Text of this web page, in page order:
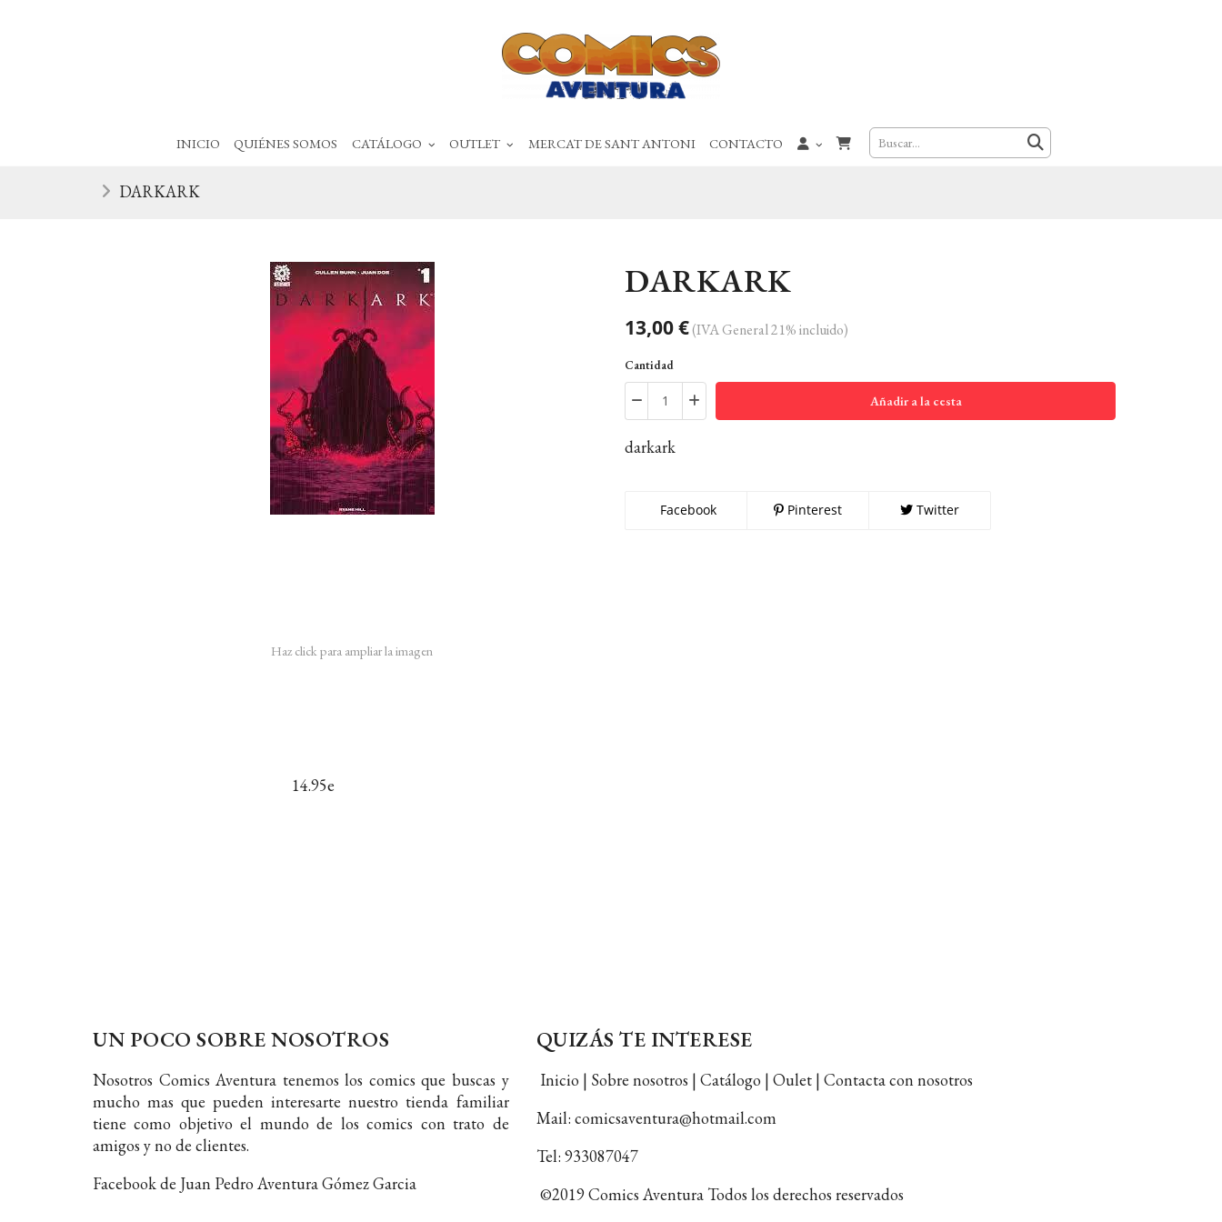
INICIO QUIÉNES SOMOS CATÁLOGO OUTLET MERCAT DE SANT ANTONI CONTACTO
DARKARK
Haz click para ampliar la imagen
DARKARK
13,00 €(IVA General 21% incluido)
Cantidad
Añadir a la cesta
darkark
Facebook Pinterest Twitter
14.95e
UN POCO SOBRE NOSOTROS
Nosotros Comics Aventura tenemos los comics que buscas y
mucho mas que pueden interesarte nuestro tienda familiar
tiene como objetivo el mundo de los comics con trato de
amigos y no de clientes.
Facebook de Juan Pedro Aventura Gómez Garcia
QUIZÁS TE INTERESE
Inicio | Sobre nosotros | Catálogo | Oulet | Contacta con nosotros
Mail: comicsaventura@hotmail.com
Tel: 933087047
©2019 Comics Aventura Todos los derechos reservados